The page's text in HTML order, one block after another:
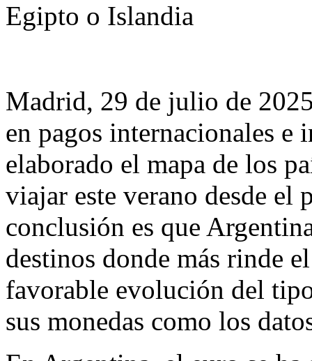
Egipto o Islandia
Madrid, 29 de julio de
en pagos internacionales e
elaborado el mapa de los
viajar este verano desde el
conclusión es que
destinos donde más rinde
favorable evolución del
sus monedas como los